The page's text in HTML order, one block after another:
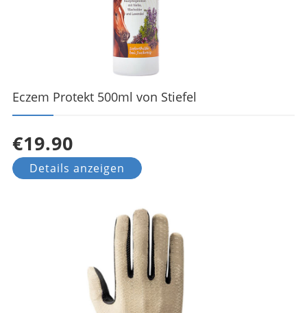
Eczem Protekt 500ml von Stiefel
€19.90
Details anzeigen